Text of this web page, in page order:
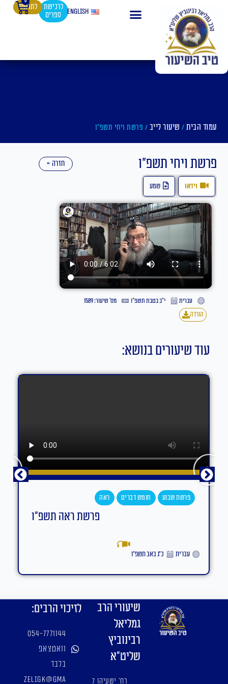
English
לרכישת
ספרים
לתרומה
עגלת
עמוד הבית/ שיעור לייב / פרשת ויחי תשפ"ו
פרשת ויחי תשפ"ו חזרה ←
וידאו שמע
עברית י״ב בטבת תשפ״ו
מס' שיעור: 1589
הורדה
עוד שיעורים בנושא:
פרשת שבוע חומש דברים ראה
פרשת ראה תשפ"ו
עברית כ״ג באב תשפ״ו
שיעורי הרב
גמליאל
רבינוביץ
שליט"א
רח' ישעיהו 7
לזיכוי הרבים:
054-7771144
וואטצאפ
בלבד
zeligk@gma